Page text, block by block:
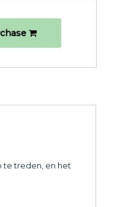
te treden, en het